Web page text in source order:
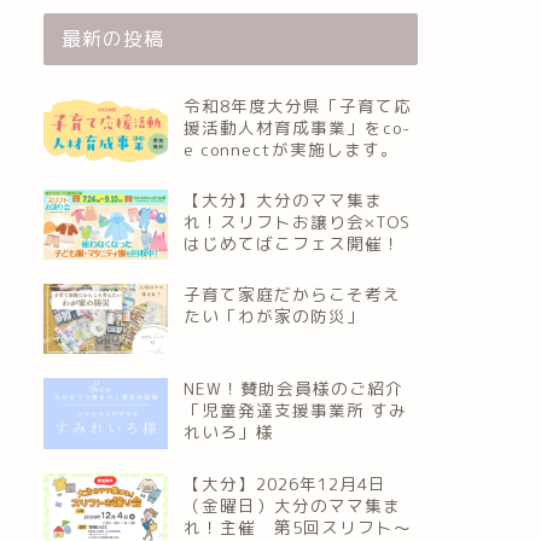
最新の投稿
令和8年度大分県「子育て応
援活動人材育成事業」をco-
e connectが実施します。
【大分】大分のママ集ま
れ！スリフトお譲り会×TOS
はじめてばこフェス開催！
子育て家庭だからこそ考え
たい「わが家の防災」
NEW！賛助会員様のご紹介
「児童発達支援事業所 すみ
れいろ」様
【大分】2026年12月4日
（金曜日）大分のママ集ま
れ！主催 第5回スリフト〜